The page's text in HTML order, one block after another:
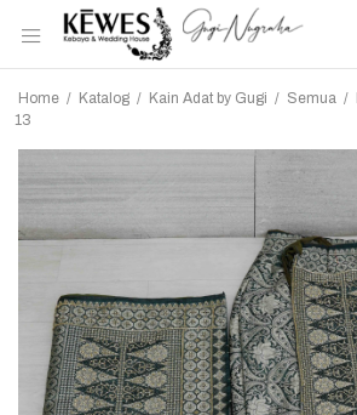
Home / Katalog / Kain Adat by Gugi / Semua /
13